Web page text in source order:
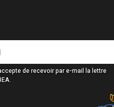
de recevoir par e-mail la lettre